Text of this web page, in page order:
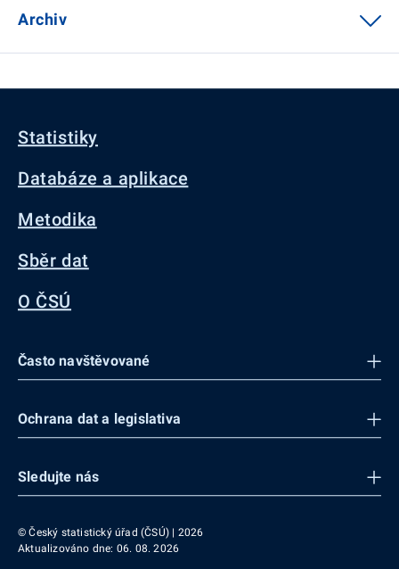
Archiv
Statistiky
Databáze a aplikace
Metodika
Sběr dat
O ČSÚ
Často navštěvované
Ochrana dat a legislativa
Sledujte nás
© Český statistický úřad (ČSÚ) | 2026
Aktualizováno dne: 06. 08. 2026